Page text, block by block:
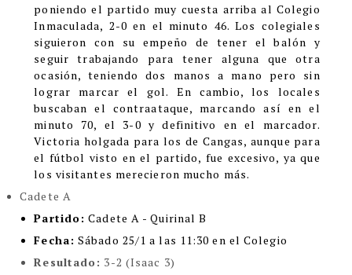
poniendo el partido muy cuesta arriba al Colegio
Inmaculada, 2-0 en el minuto 46. Los colegiales
siguieron con su empeño de tener el balón y
seguir trabajando para tener alguna que otra
ocasión, teniendo dos manos a mano pero sin
lograr marcar el gol. En cambio, los locales
buscaban el contraataque, marcando así en el
minuto 70, el 3-0 y definitivo en el marcador.
Victoria holgada para los de Cangas, aunque para
el fútbol visto en el partido, fue excesivo, ya que
los visitantes merecieron mucho más.
Cadete A
Partido: Cadete A - Quirinal B
Fecha: Sábado 25/1 a las 11:30 en el Colegio
Resultado: 3-2 (Isaac 3)